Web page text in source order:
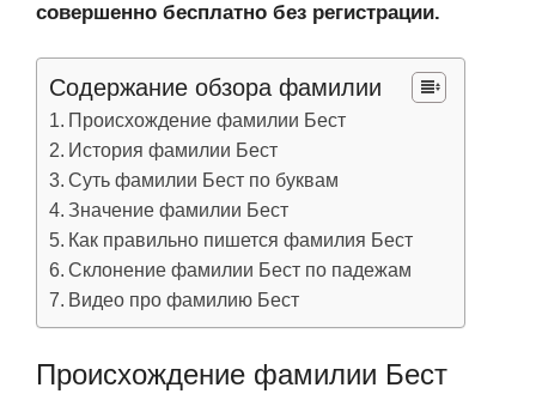
совершенно бесплатно без регистрации.
Содержание обзора фамилии
Происхождение фамилии Бест
История фамилии Бест
Суть фамилии Бест по буквам
Значение фамилии Бест
Как правильно пишется фамилия Бест
Склонение фамилии Бест по падежам
Видео про фамилию Бест
Происхождение фамилии Бест